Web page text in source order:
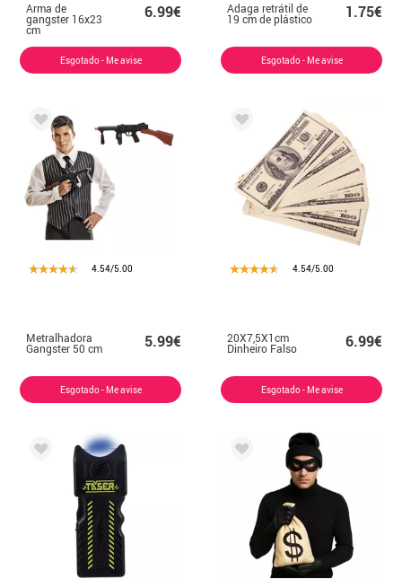
Arma de
gangster 16x23
cm
6.99€
Esgotado - Me avise
Adaga retrátil de
19 cm de plástico 1.75€
Esgotado - Me avise
4.54/5.00
Metralhadora
Gangster 50 cm 5.99€
Esgotado - Me avise
4.54/5.00
20X7,5X1cm
Dinheiro Falso 6.99€
Esgotado - Me avise